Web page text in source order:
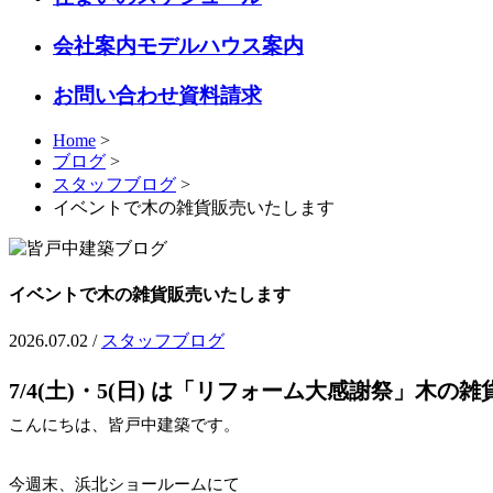
会社案内モデルハウス案内
お問い合わせ資料請求
Home >
ブログ >
スタッフブログ >
イベントで木の雑貨販売いたします
イベントで木の雑貨販売いたします
2026.07.02 / スタッフブログ
7/4(土)・5(日) は「リフォーム大感謝祭」木の雑
こんにちは、皆戸中建築です。
今週末、浜北ショールームにて